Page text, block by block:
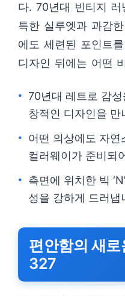
다. 70년대 빈티지
특한 실루엣과 과감
에도 세련된 포인트
디자인 뒤에는 어떤
70년대 레트로 감
창적인 디자인을 만
어떤 의상에도 자
컬러웨이가 준비되
측면에 위치한 빅
성을 강하게 드러냅
편안함의 새
327